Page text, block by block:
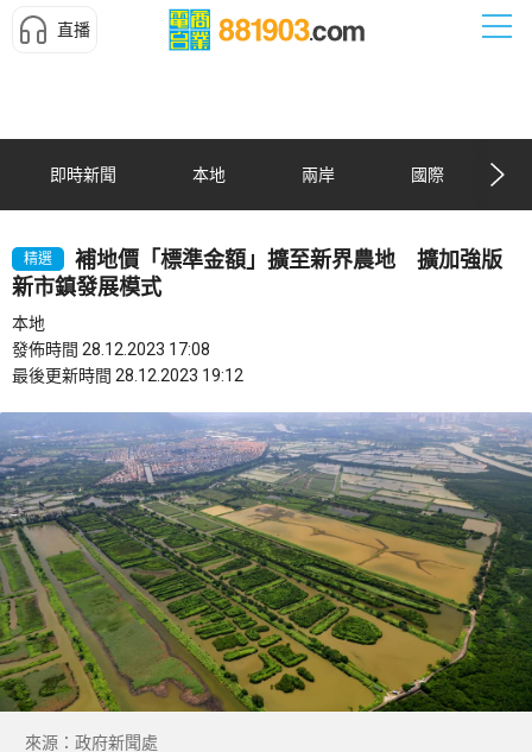
直播
即時新聞 本地 兩岸 國際
精選
補地價「標準金額」擴至新界農地 擴加強版
新市鎮發展模式
本地
發佈時間 28.12.2023 17:08
最後更新時間 28.12.2023 19:12
來源：政府新聞處